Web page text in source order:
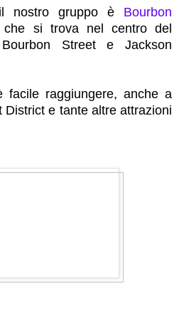
nostro gruppo è Bourbon
che si trova nel centro del
Street e Jackson
facile raggiungere, anche a
District e tante altre attrazioni